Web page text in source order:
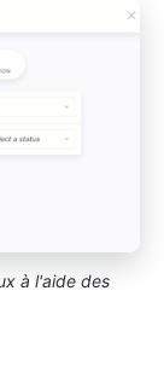
à l'aide des